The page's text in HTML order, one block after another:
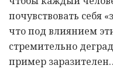
почувствовать себя
что под влиянием
стремительно
пример